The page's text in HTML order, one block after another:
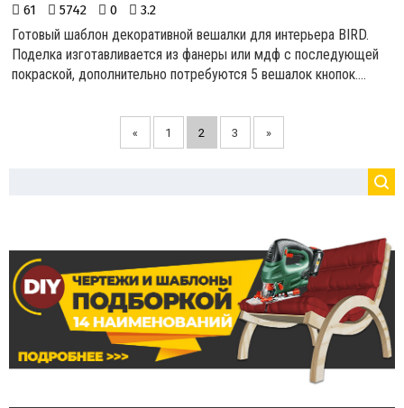
61 5742 0 3.2
Готовый шаблон декоративной вешалки для интерьера BIRD.
Поделка изготавливается из фанеры или мдф с последующей
покраской, дополнительно потребуются 5 вешалок кнопок....
« 1 2 3 »